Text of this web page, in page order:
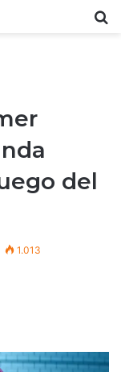
del
1.013